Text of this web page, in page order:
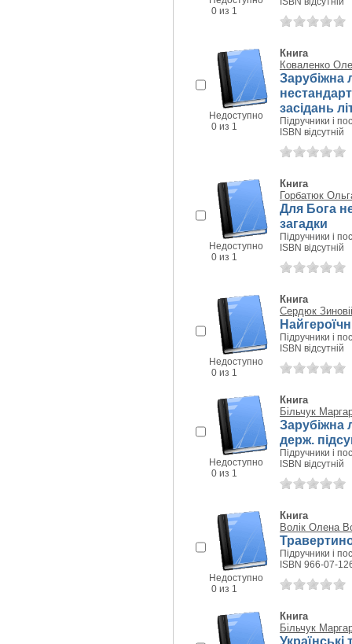
0 из 1
Недоступно
0 из 1
Книга
Коваленко
Зарубіжна
засідань
Підручники і
ISBN відсутній
Недоступно
0 из 1
Книга
Горбатюк
Для Бога
загадки
Підручники і
ISBN відсутній
Недоступно
0 из 1
Книга
Сердюк
Підручники і
ISBN відсутній
Недоступно
0 из 1
Книга
Більчук
Зарубіжна
держ.
Підручники і
ISBN відсутній
Недоступно
0 из 1
Книга
Волік Олена
Підручники і
ISBN 966-07-
Книга
Більчук